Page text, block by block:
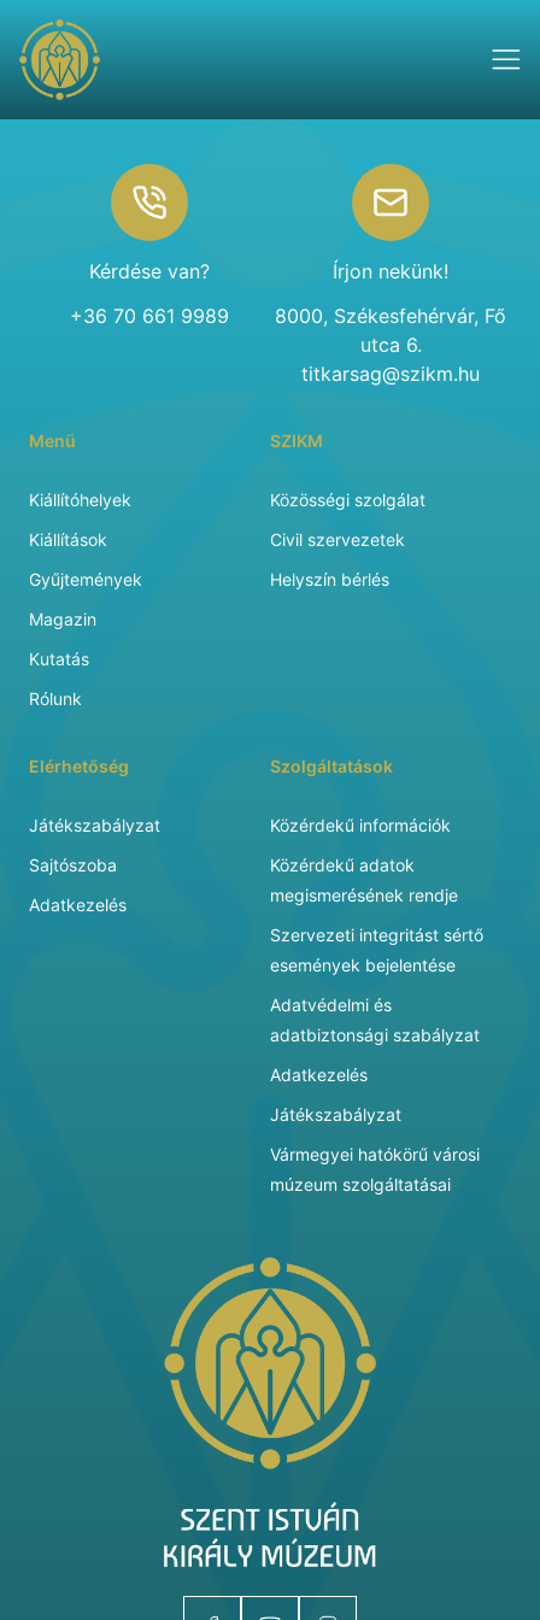
Kérdése van?
+36 70 661 9989
Írjon nekünk!
8000, Székesfehérvár, Fő
utca 6.
titkarsag@szikm.hu
Menü
Kiállítóhelyek
Kiállítások
Gyűjtemények
Magazin
Kutatás
Rólunk
SZIKM
Közösségi szolgálat
Civil szervezetek
Helyszín bérlés
Elérhetőség
Játékszabályzat
Sajtószoba
Adatkezelés
Szolgáltatások
Közérdekű információk
Közérdekű adatok
megismerésének rendje
Szervezeti integritást sértő
események bejelentése
Adatvédelmi és
adatbiztonsági szabályzat
Adatkezelés
Játékszabályzat
Vármegyei hatókörű városi
múzeum szolgáltatásai